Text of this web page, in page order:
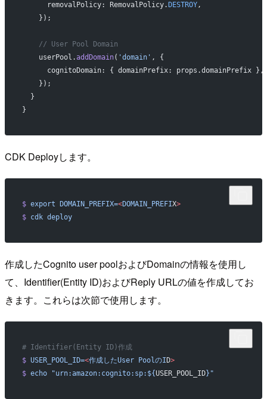
      removalPolicy: RemovalPolicy.
DESTROY,
    });
    // User Pool Domain
    userPool.
addDomain( 'domain' , {
      cognitoDomain: { domainPrefix: props.domainPrefix },
    });
  }
}
CDK Deployします。
$ export DOMAIN_PREFIX=<DOMAIN_PREFIX>
$ cdk deploy
作成したCognito user poolおよびDomainの情報を使用し
て、Identifier(Entity ID)およびReply URLの値を作成してお
きます。これらは次節で使用します。
# Identifier(Entity ID)作成
$ USER_POOL_ID=<作成したUser PoolのID>
$ echo "urn:amazon:cognito:sp:${USER_POOL_ID}"